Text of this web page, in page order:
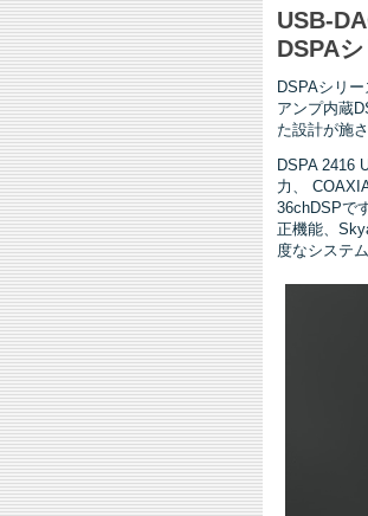
USB-
DSPA
DSPAシリ
アンプ内蔵
た設計が施
DSPA 2416
力、
36chDSPで
正機能、
度なシステ